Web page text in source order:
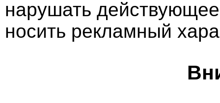
нарушать
носить рекламный